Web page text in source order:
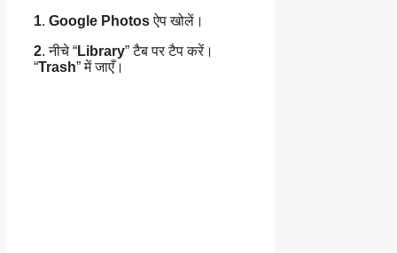
1. Google Photosऐप खोलें।
2. नीचे “Library” टैब पर टैप करें।
“Trash” में जाएँ।